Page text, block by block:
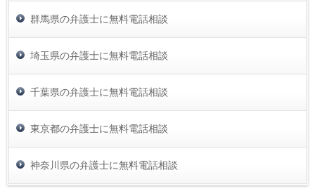
群馬県の弁護士に無料電話相談
埼玉県の弁護士に無料電話相談
千葉県の弁護士に無料電話相談
東京都の弁護士に無料電話相談
神奈川県の弁護士に無料電話相談